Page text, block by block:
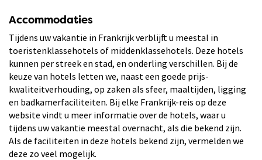
Accommodaties
Tijdens uw vakantie in Frankrijk verblijft u meestal in
toeristenklassehotels of middenklassehotels. Deze hotels
kunnen per streek en stad, en onderling verschillen. Bij de
keuze van hotels letten we, naast een goede prijs-
kwaliteitverhouding, op zaken als sfeer, maaltijden, ligging
en badkamerfaciliteiten. Bij elke Frankrijk-reis op deze
website vindt u meer informatie over de hotels, waar u
tijdens uw vakantie meestal overnacht, als die bekend zijn.
Als de faciliteiten in deze hotels bekend zijn, vermelden we
deze zo veel mogelijk.